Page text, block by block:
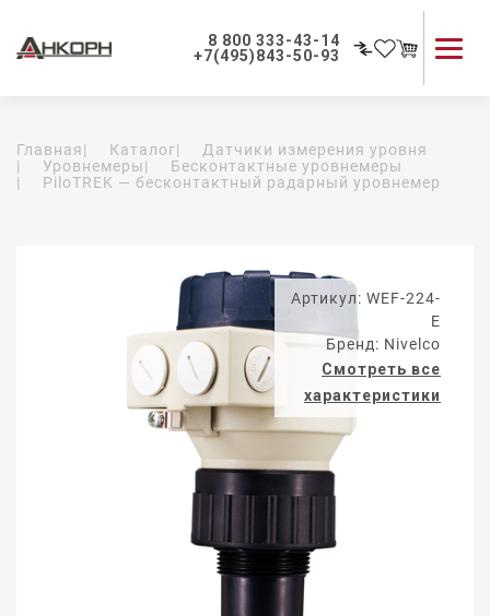
8 800 333-43-14
+7(495)843-50-93
Применение приборов
Как мы работаем
Главная| Каталог|
Датчики измерения уровня
|
Уровнемеры|
Бесконтактные уровнемеры
|
PiloTREK — бесконтактный радарный уровнемер
Артикул: WEF-224-
E
Бренд: Nivelco
Смотреть все
характеристики